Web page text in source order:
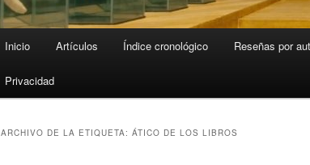
Inicio Artículos Índice cronológico Reseñas por
Privacidad
ARCHIVO DE LA ETIQUETA: ÁTICO DE LOS LIBROS